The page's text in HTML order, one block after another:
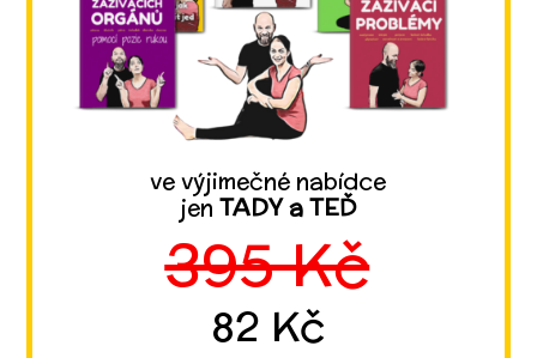
ve výjimečné nabídce
jenTADY a TEĎ
395 Kč
82 Kč